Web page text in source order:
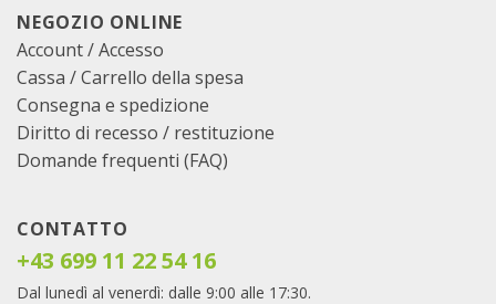
NEGOZIO ONLINE
Account / Accesso
Cassa /Carrello della spesa
Consegna e spedizione
Diritto di recesso / restituzione
Domande frequenti (FAQ)
CONTATTO
+43 699 11 22 54 16
Dal lunedì al venerdì: dalle 9:00 alle 17:30.